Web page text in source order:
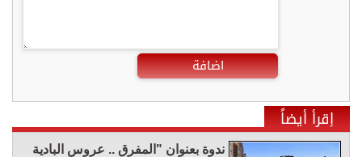
اضافة
إقرأ أيضاً
ندوة بعنوان "المفرق .. عروس البادية